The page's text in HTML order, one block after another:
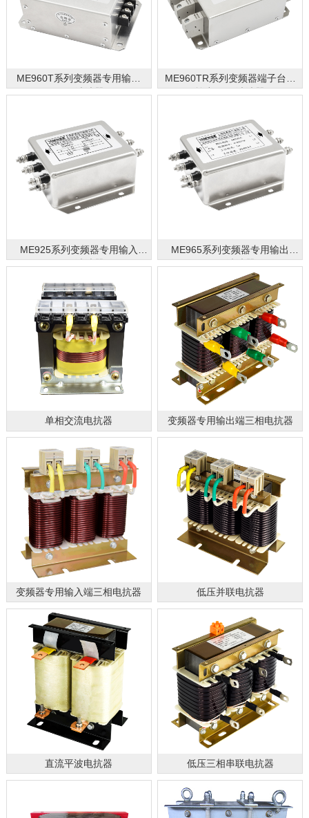
ME960T系列变频器专用输出
EMC滤波器
ME960TR系列变频器端子台式
输出EMC滤波器
ME925系列变频器专用输入
EMC滤波器
ME965系列变频器专用输出
EMC滤波器
单相交流电抗器 变频器专用输出端三相电抗器
变频器专用输入端三相电抗器 低压并联电抗器
直流平波电抗器 低压三相串联电抗器